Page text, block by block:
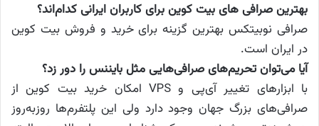
بهترین صرافی های بیت کوین برای کاربران ایرانی کدام‌اند؟
صرافی نوبیتکس بهترین گزینه برای خرید و فروش بیت کوین
در ایران است.
آیا می‌توان تحریم‌های صرافی‌هایی مثل بایننس را دور زد؟
با ابزارهای تغییر آی‌پی و VPS امکان خرید بیت کوین از
صرافی‌های بزرگ جهان وجود دارد ولی این پلتفرم‌ها روزبه‌روز